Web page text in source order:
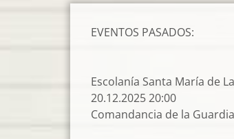
EVENTOS PASADOS:
Escolanía Santa María de
20.12.2025 20:00
Comandancia de la